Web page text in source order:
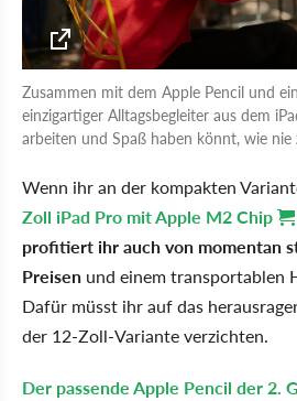
Zusammen mit dem Apple Pencil und
einzigartiger Alltagsbegleiter aus dem
arbeiten und Spaß haben könnt, wie nie
Wenn ihr an der kompakten
Zoll iPad Pro mit Apple M2 Chip
profitiert ihr auch von momentan
Preisen und einem transportablen
Dafür müsst ihr auf das
der 12-Zoll-Variante verzichten.
Der passende Apple Pencil der 2.